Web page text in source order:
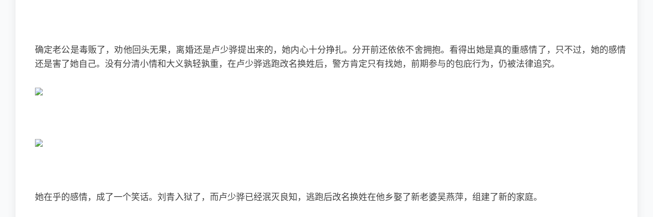
确定老公是毒贩了，劝他回头无果，离婚还是卢少骅提出来的，她内心十分挣扎。分开前还依依不舍拥抱。看得出她是真的重感情了，只不过，她的感情
还是害了她自己。没有分清小情和大义孰轻孰重，在卢少骅逃跑改名换姓后，警方肯定只有找她，前期参与的包庇行为，仍被法律追究。
她在乎的感情，成了一个笑话。刘青入狱了，而卢少骅已经泯灭良知，逃跑后改名换姓在他乡娶了新老婆吴燕萍，组建了新的家庭。